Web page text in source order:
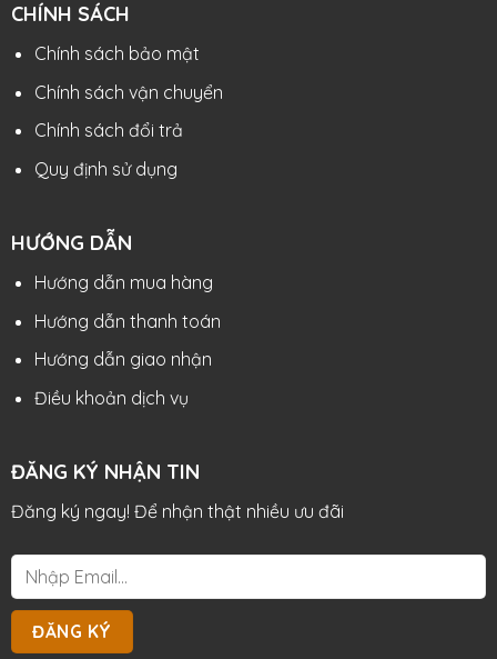
CHÍNH SÁCH
Chính sách bảo mật
Chính sách vận chuyển
Chính sách đổi trả
Quy định sử dụng
HƯỚNG DẪN
Hướng dẫn mua hàng
Hướng dẫn thanh toán
Hướng dẫn giao nhận
Điều khoản dịch vụ
ĐĂNG KÝ NHẬN TIN
Đăng ký ngay! Để nhận thật nhiều ưu đãi